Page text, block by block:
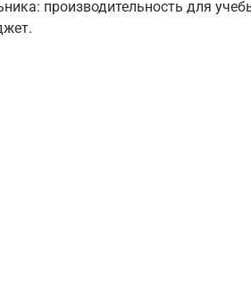
производительность для